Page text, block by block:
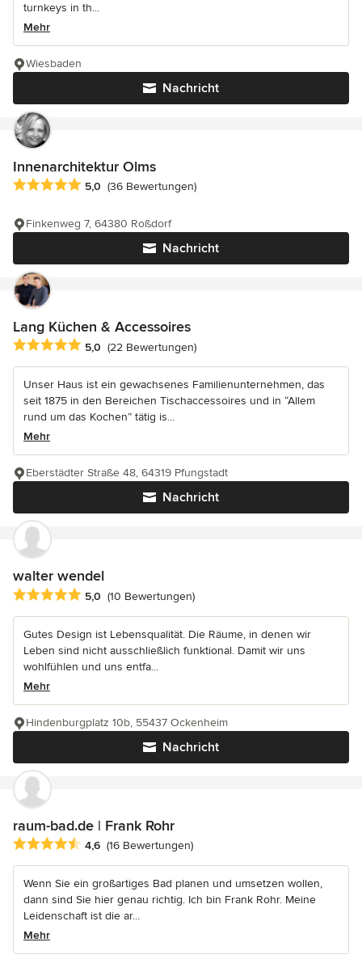
turnkeys in th...
Mehr
Nachricht
Wiesbaden
Innenarchitektur Olms
Durchschnittliche Bewertung: 5 von 5 Sternen
5,0 (36 Bewertungen)
Nachricht
Finkenweg 7, 64380 Roßdorf
Lang Küchen & Accessoires
Durchschnittliche Bewertung: 5 von 5 Sternen
5,0 (22 Bewertungen)
Unser Haus ist ein gewachsenes Familienunternehmen, das
seit 1875 in den Bereichen Tischaccessoires und in “Allem
rund um das Kochen” tätig is...
Mehr
Nachricht
Eberstädter Straße 48, 64319 Pfungstadt
walter wendel
Durchschnittliche Bewertung: 5 von 5 Sternen
5,0 (10 Bewertungen)
Gutes Design ist Lebensqualität. Die Räume, in denen wir
Leben sind nicht ausschließlich funktional. Damit wir uns
wohlfühlen und uns entfa...
Mehr
Nachricht
Hindenburgplatz 10b, 55437 Ockenheim
raum-bad.de | Frank Rohr
Durchschnittliche Bewertung: 4.6 von 5 Sternen
4,6 (16 Bewertungen)
Wenn Sie ein großartiges Bad planen und umsetzen wollen,
dann sind Sie hier genau richtig. Ich bin Frank Rohr. Meine
Leidenschaft ist die ar...
Mehr